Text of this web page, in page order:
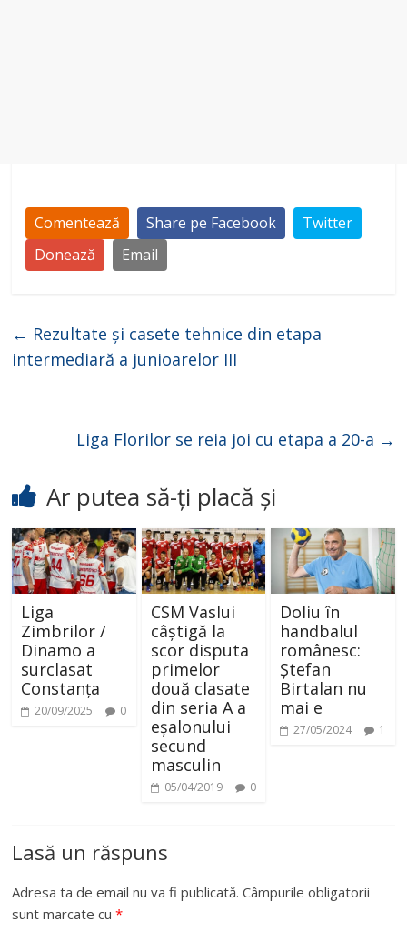
Comentează Share pe Facebook
Twitter
Donează
Email
← Rezultate și casete tehnice din etapa
intermediară a junioarelor III
Liga Florilor se reia joi cu etapa a 20-a →
Ar putea să-ți placă și
Liga
Zimbrilor /
Dinamo a
surclasat
Constanța
20/09/2025 0
CSM Vaslui
câștigă la
scor disputa
primelor
două clasate
din seria A a
eșalonului
secund
masculin
05/04/2019 0
Doliu în
handbalul
românesc:
Ștefan
Birtalan nu
mai e
27/05/2024 1
Lasă un răspuns
Adresa ta de email nu va fi publicată. Câmpurile obligatorii
sunt marcate cu*